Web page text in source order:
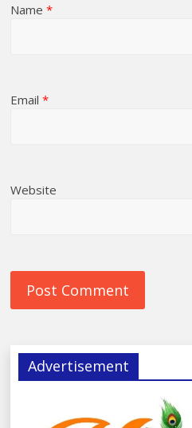
Name*
Email*
Website
Advertisement